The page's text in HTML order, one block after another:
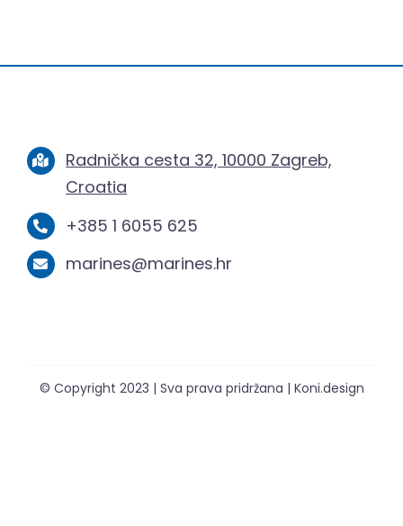
Radnička cesta 32, 10000 Zagreb,
Croatia
+385 1 6055 625
marines@marines.hr
© Copyright 2023 | Sva prava pridržana | Koni.design